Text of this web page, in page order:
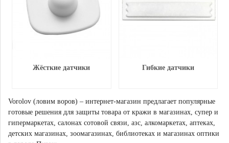
Жёсткие датчики Гибкие датчики
Vorolov (ловим воров) – интернет-магазин предлагает популярные
готовые решения для защиты товара от кражи в магазинах, супер и
гипермаркетах, салонах сотовой связи, азс, алкомаркетах, аптеках,
детских магазинах, зоомагазинах, библиотеках и магазинах оптики